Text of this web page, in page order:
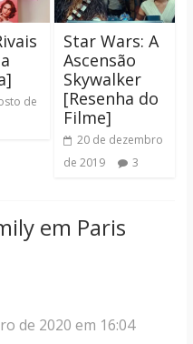
de
Star Wars: A
Ascensão
Skywalker
[Resenha do
Filme]
20 de dezembro
de 2019
3
em Paris
de 2020 em 16:04